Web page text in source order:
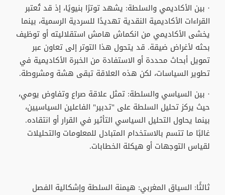
· بين الأكاديمي والسلطة: يشهد توترًا بنيويًا، إذ قد تُعتبر
القراءات الأكاديمية النقدية تهديدًا للسردية الرسمية، بينما
يخشى الأكاديمي من انكماش هامش استقلاليته أو توظيف
بحثه لأغراض ضيقة. قد يتحول هذا التوتر إلى تعاون عبر
تمويل أبحاث محددة أو الاستفادة من الخبرة الأكاديمية في
تطوير السياسات، لكن هذه العلاقة تبقى هشة ومشروطة.
· بين السياسي والسلطة: تمثل علاقة صراع وتفاوض يومي،
حيث يركز تحليل السلطة على "تدبير" الفاعلين السياسيين،
بينما يحاول التحليل السياسي التأثير في القرار أو انتقاده.
غالبًا ما تتسم بالاستخدام المتبادل للمعلومات والتحليلات
لقياس التوجهات أو هيكلة الخطابات.
ثالثًا: السياق المغربي: هيمنة السلطة وإشكالية الفصل